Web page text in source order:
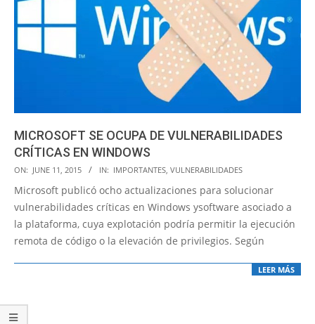
MICROSOFT SE OCUPA DE VULNERABILIDADES
CRÍTICAS EN WINDOWS
2015-
06-
11
ON: JUNE 11, 2015 IN: IMPORTANTES VULNERABILIDADES
Microsoft publicó ocho actualizaciones para solucionar
vulnerabilidades críticas en Windows ysoftware asociado a
la plataforma, cuya explotación podría permitir la ejecución
remota de código o la elevación de privilegios. Según
LEER MÁS